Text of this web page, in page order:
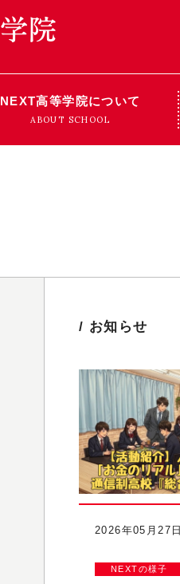
NEXT高等学院について
ABOUT SCHOOL
お知らせ
2026年05月27日
NEXTの様子